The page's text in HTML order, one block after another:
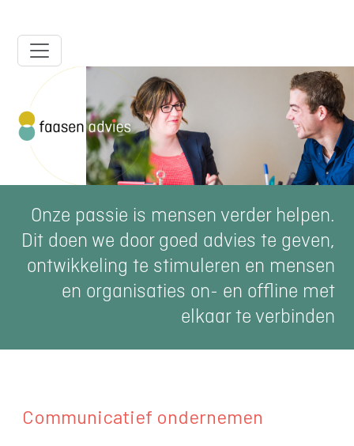
Onze passie is mensen verder helpen.
Dit doen we door goed advies te geven,
ontwikkeling te stimuleren en mensen
en organisaties on- en offline met
elkaar te verbinden
Communicatief ondernemen